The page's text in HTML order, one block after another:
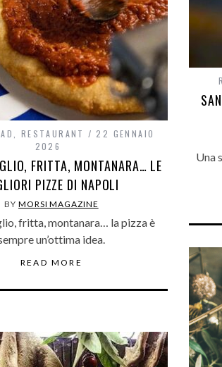
Una
RESTAURANT
22 GENNAIO
2026
FRITTA, MONTANARA… LE
PIZZE DI NAPOLI
BYMORSI MAGAZINE
fritta, montanara… la pizza è
un’ottima idea.
READ MORE